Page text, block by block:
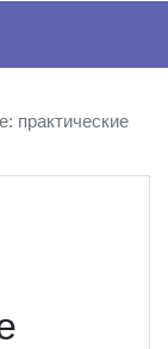
практические